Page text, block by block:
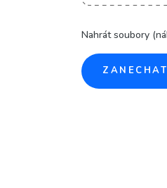
Nahrát soubory